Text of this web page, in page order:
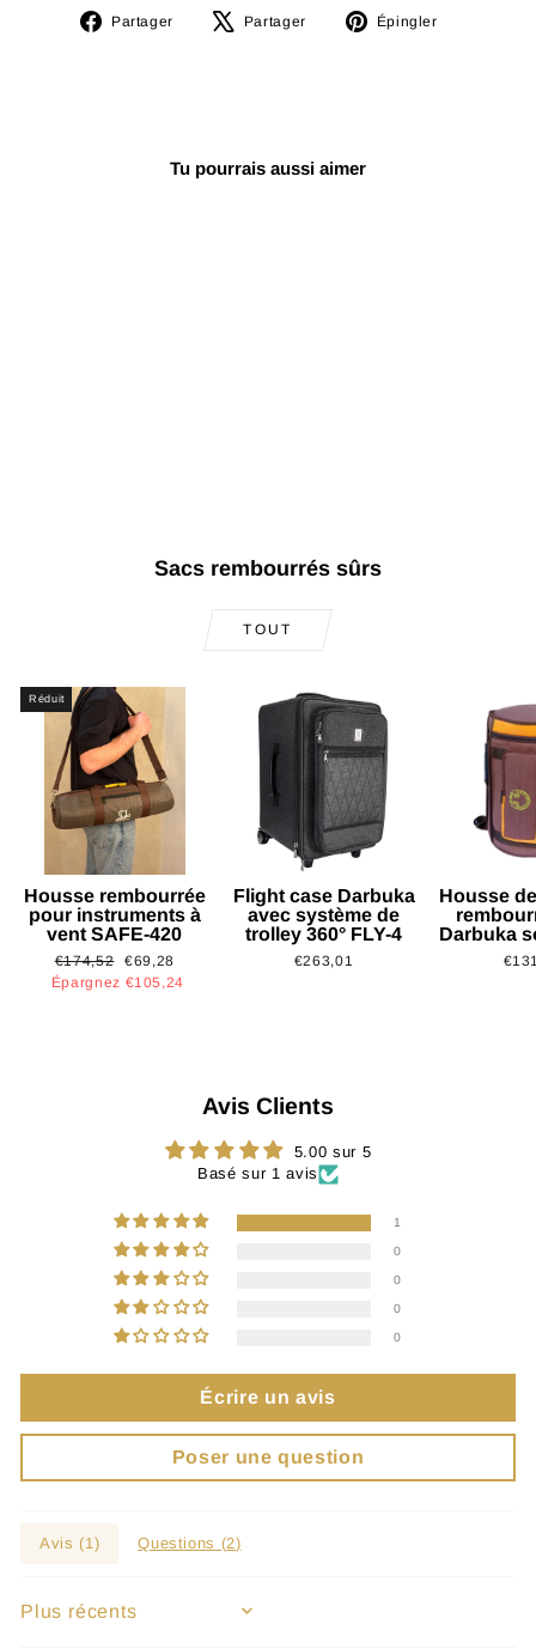
Partager
PartagerPartager
TweeterÉpingler
Tu pourrais aussi aimer
Sacs rembourrés sûrs
TOUT
Réduit
Housse rembourrée
pour instruments à
vent SAFE-420
Prix
régulier
€174,52
Prix
réduit
€69,28
Épargnez €105,24
Flight case Darbuka
avec système de
trolley 360° FLY-4
€263,01
Housse
Darbuka
Avis Clients
5.00 sur 5
Basé sur 1 avis
1
0
0
0
0
Écrire un avis
Poser une question
Avis (1) Questions (2)
SORT BY